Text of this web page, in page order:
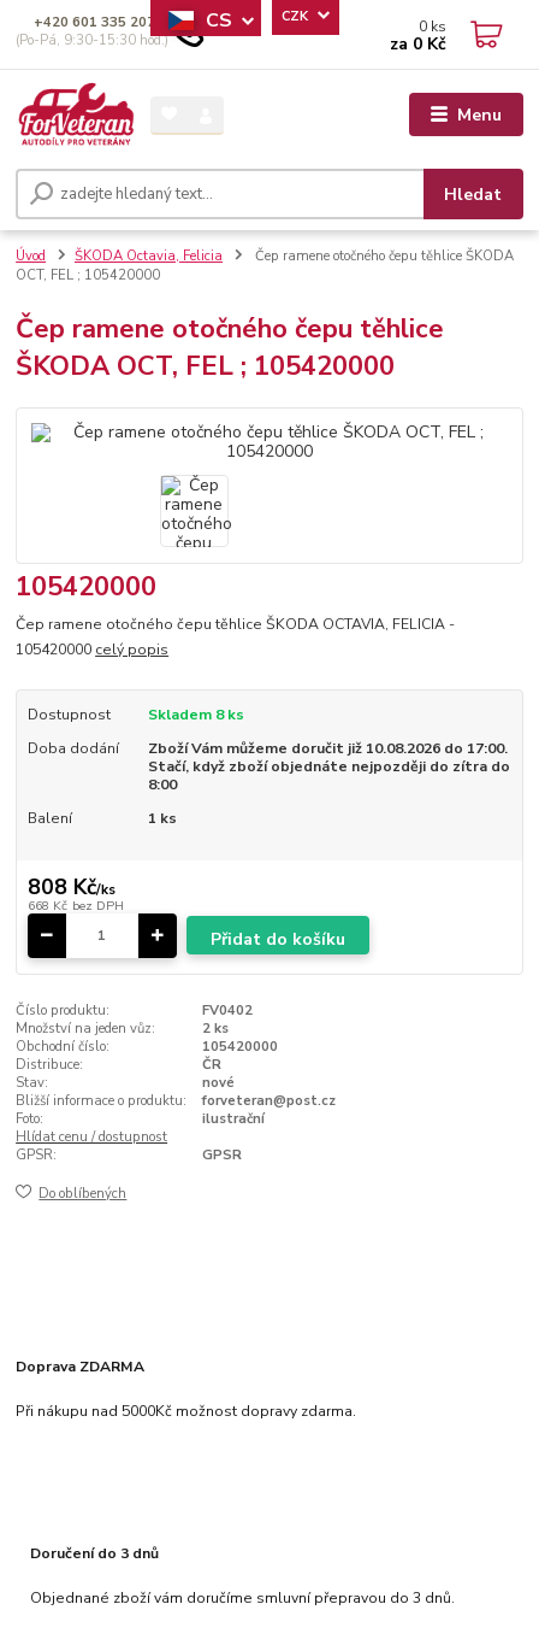
Menu
CS CZK
Hledat
+420 601 335 207
(Po-Pá, 9:30-15:30 hod.)
0 ks
za 0 Kč
Úvod ŠKODA Octavia, Felicia
Čep ramene otočného čepu těhlice ŠKODA
OCT, FEL ; 105420000
Čep ramene otočného čepu těhlice
ŠKODA OCT, FEL ; 105420000
105420000
Čep ramene otočného čepu těhlice ŠKODA OCTAVIA, FELICIA -
105420000 celý popis
Dostupnost
Skladem 8 ks
Doba dodání
Zboží Vám můžeme doručit již 10.08.2026 do 17:00.
Stačí, když zboží objednáte nejpozději do zítra do
8:00
Balení
1 ks
808 Kč/ks
668 Kč bez DPH
Přidat do košíku
Číslo produktu:
FV0402
Množství na jeden vůz:
2 ks
Obchodní číslo:
105420000
Distribuce:
ČR
Stav:
nové
Bližší informace o produktu:
forveteran@post.cz
Foto:
ilustrační
Hlídat cenu / dostupnost
GPSR:
GPSR
Do oblíbených
Doprava ZDARMA
Při nákupu nad 5000Kč možnost dopravy zdarma.
Doručení do 3 dnů
Objednané zboží vám doručíme smluvní přepravou do 3 dnů.